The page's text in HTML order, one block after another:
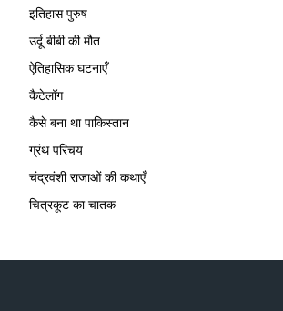
इतिहास पुरुष
उर्दू बीबी की मौत
ऐतिहासिक घटनाएँ
कैटेलॉग
कैसे बना था पाकिस्तान
ग्रंथ परिचय
चंद्रवंशी राजाओं की कथाएँ
चित्रकूट का चातक